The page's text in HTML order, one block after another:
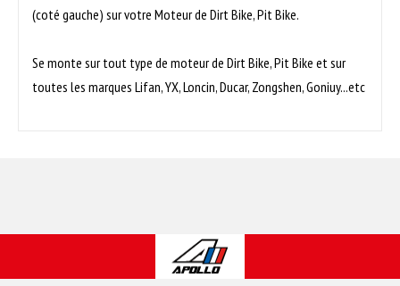
(coté gauche) sur votre Moteur de Dirt Bike, Pit Bike.
Se monte sur tout type de moteur de Dirt Bike, Pit Bike et sur
toutes les marques Lifan, YX, Loncin, Ducar, Zongshen, Goniuy...etc